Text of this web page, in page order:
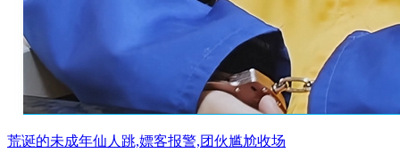
荒诞的未成年仙人跳,嫖客报警,团伙尴尬收场